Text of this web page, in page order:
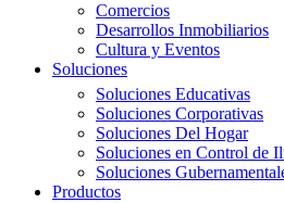
Comercios
Desarrollos Inmobiliarios
Cultura y Eventos
Soluciones
Soluciones Educativas
Soluciones Corporativas
Soluciones Del Hogar
Soluciones en Control de
Soluciones
Productos